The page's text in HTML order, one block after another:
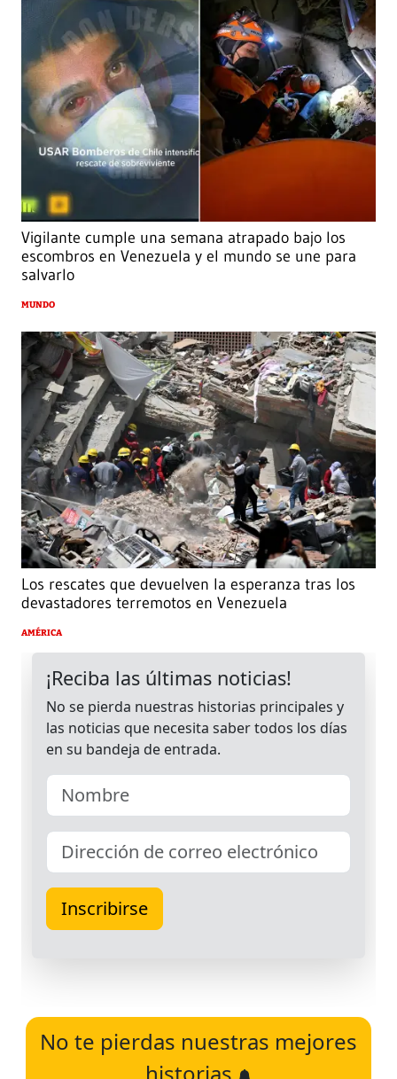
Vigilante cumple una semana atrapado bajo los
escombros en Venezuela y el mundo se une para
salvarlo
MUNDO
Los rescates que devuelven la esperanza tras los
devastadores terremotos en Venezuela
AMÉRICA
No te pierdas nuestras mejores